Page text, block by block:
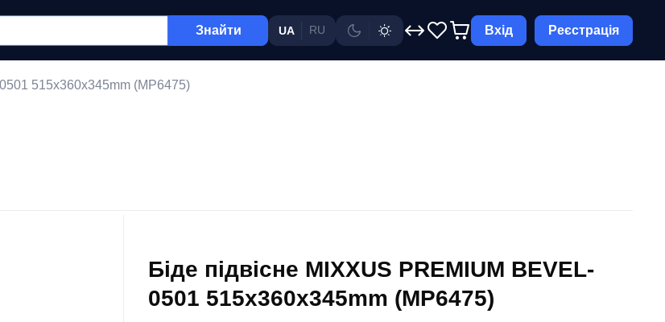
Знайти UA RU Вхід Реєстрація
515х360х345mm (MP6475)
Біде підвісне MIXXUS PREMIUM BEVEL-
0501 515х360х345mm (MP6475)